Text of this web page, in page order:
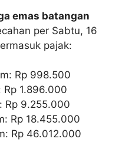
emas batangan
per Sabtu, 16
pajak:
Rp 998.500
Rp 1.896.000
Rp 9.255.000
Rp 18.455.000
Rp 46.012.000